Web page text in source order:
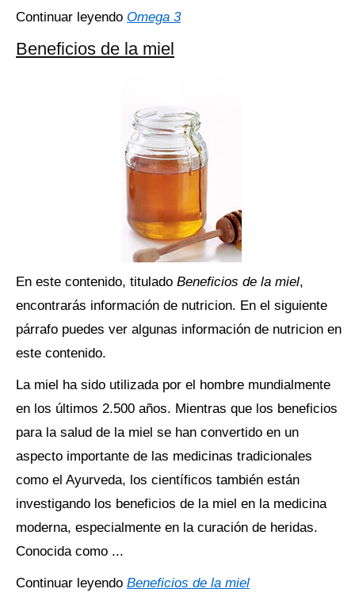
Continuar leyendo Omega 3
Beneficios de la miel
En este contenido, titulado Beneficios de la miel,
encontrarás información de nutricion. En el siguiente
párrafo puedes ver algunas información de nutricion en
este contenido.
La miel ha sido utilizada por el hombre mundialmente
en los últimos 2.500 años. Mientras que los beneficios
para la salud de la miel se han convertido en un
aspecto importante de las medicinas tradicionales
como el Ayurveda, los científicos también están
investigando los beneficios de la miel en la medicina
moderna, especialmente en la curación de heridas.
Conocida como ...
Continuar leyendo Beneficios de la miel